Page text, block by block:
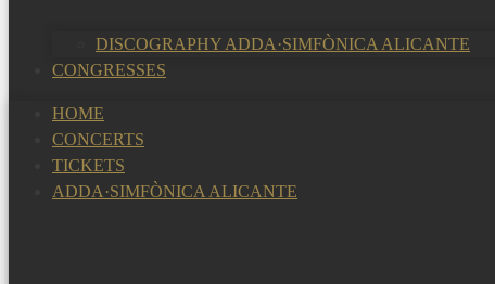
DISCOGRAPHY ADDA·SIMFÒNICA ALICANTE
CONGRESSES
HOME
CONCERTS
TICKETS
ADDA·SIMFÒNICA ALICANTE